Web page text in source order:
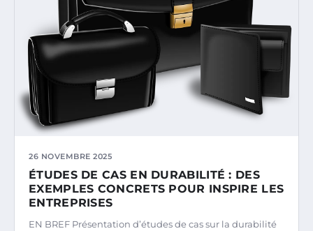
26 NOVEMBRE 2025
ÉTUDES DE CAS EN DURABILITÉ : DES
EXEMPLES CONCRETS POUR INSPIRE LES
ENTREPRISES
EN BREF Présentation d’études de cas sur la durabilité